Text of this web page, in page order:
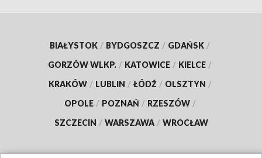
BIAŁYSTOK / BYDGOSZCZ / GDAŃSK /
GORZÓW WLKP. / KATOWICE / KIELCE /
KRAKÓW / LUBLIN / ŁÓDŹ / OLSZTYN /
OPOLE / POZNAŃ / RZESZÓW /
SZCZECIN / WARSZAWA / WROCŁAW